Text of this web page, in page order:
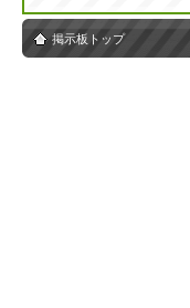
掲示板トップ